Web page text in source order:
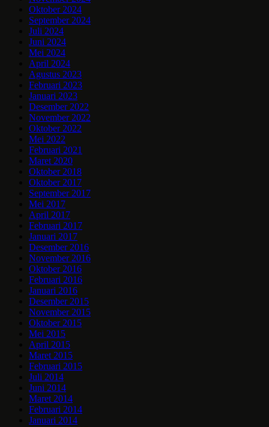
Oktober 2024
September 2024
Juli 2024
Juni 2024
Mei 2024
April 2024
Agustus 2023
Februari 2023
Januari 2023
Desember 2022
November 2022
Oktober 2022
Mei 2022
Februari 2021
Maret 2020
Oktober 2018
Oktober 2017
September 2017
Mei 2017
April 2017
Februari 2017
Januari 2017
Desember 2016
November 2016
Oktober 2016
Februari 2016
Januari 2016
Desember 2015
November 2015
Oktober 2015
Mei 2015
April 2015
Maret 2015
Februari 2015
Juli 2014
Juni 2014
Maret 2014
Februari 2014
Januari 2014